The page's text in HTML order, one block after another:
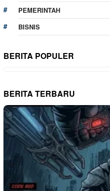
PEMERINTAH
BISNIS
BERITA POPULER
BERITA TERBARU